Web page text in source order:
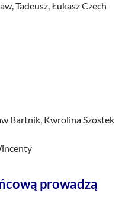
Tadeusz, Łukasz Czech
Bartnik, Kwrolina Szostek
prowadzą